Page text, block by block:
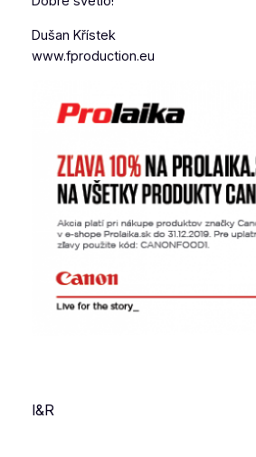
Dušan Křístek
www.fproduction.eu
I&R